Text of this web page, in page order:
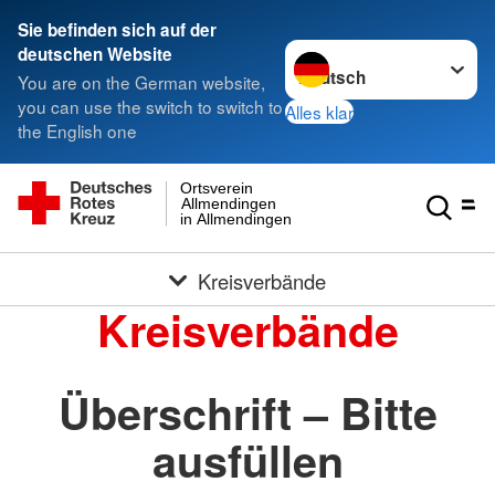
Sie befinden sich auf der
deutschen Website
You are on the German website,
you can use the switch to switch to
the English one
Sprache wechseln zu
Alles klar
in Allmendingen
Allmendingen
Ortsverein
Kreisverbände
Kreisverbände
Überschrift – Bitte
ausfüllen